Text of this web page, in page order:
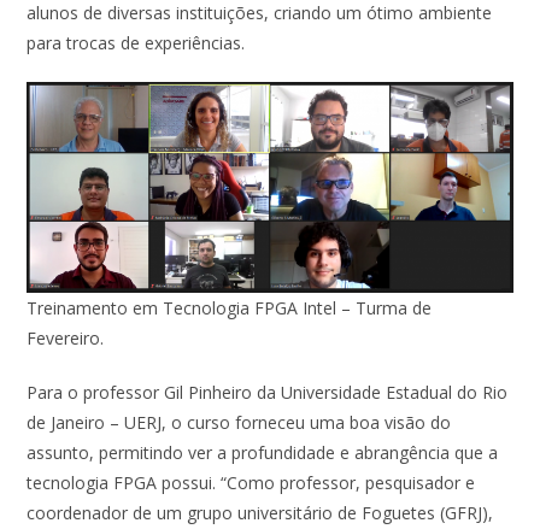
alunos de diversas instituições, criando um ótimo ambiente
para trocas de experiências.
Treinamento em Tecnologia FPGA Intel – Turma de
Fevereiro.
Para o professor Gil Pinheiro da Universidade Estadual do Rio
de Janeiro – UERJ, o curso forneceu uma boa visão do
assunto, permitindo ver a profundidade e abrangência que a
tecnologia FPGA possui. “Como professor, pesquisador e
coordenador de um grupo universitário de Foguetes (GFRJ),